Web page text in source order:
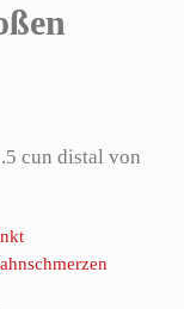
cun distal von